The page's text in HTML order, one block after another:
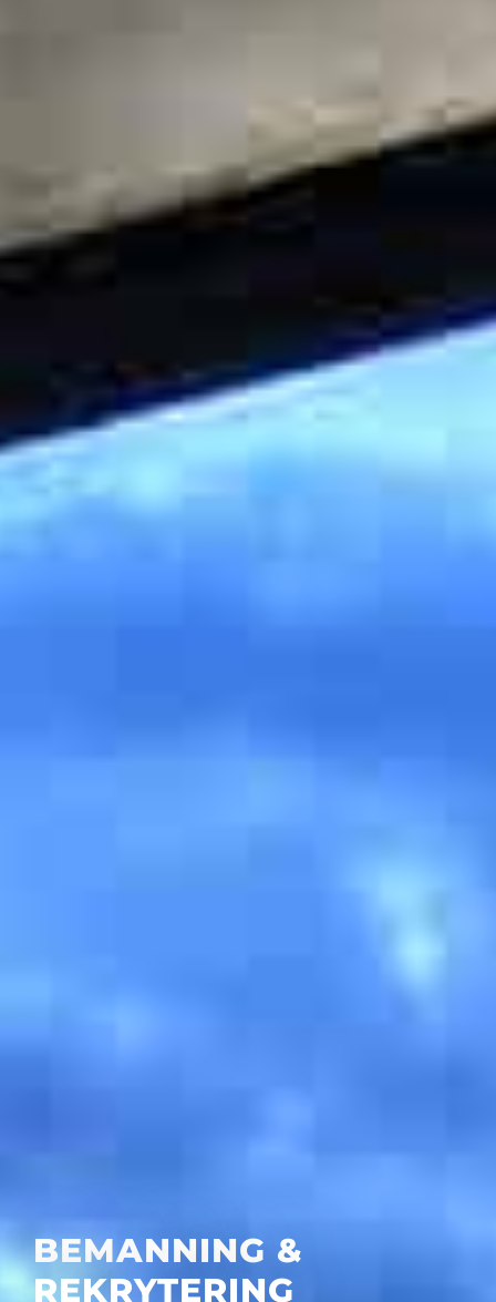
BEMANNING &
REKRYTERING